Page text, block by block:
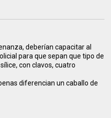
deberían capacitar al
para que sepan que tipo de
con clavos, cuatro
diferencian un caballo de